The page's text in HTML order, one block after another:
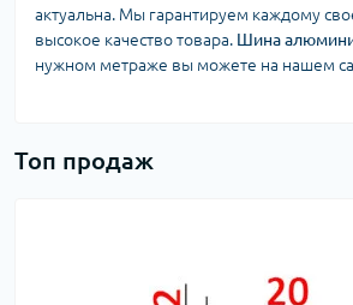
актуальна. Мы гарантируем каждому
высокое качество товара. Шина
нужном метраже вы можете на нашем
Топ продаж